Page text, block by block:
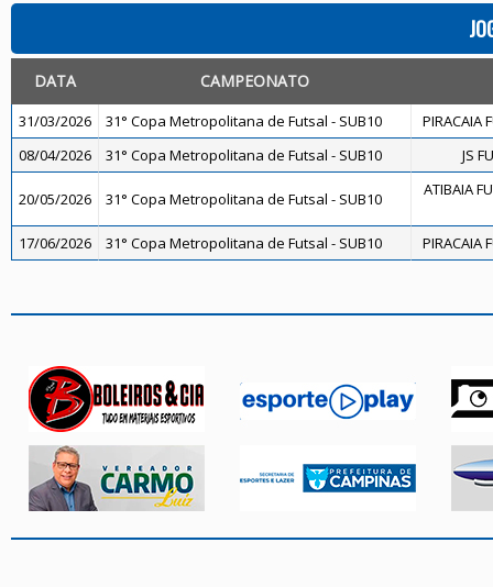
DATA CAMPEONATO
31/03/2026 31° Copa Metropolitana de Futsal - SUB10
PIRACAIA
08/04/2026
31° Copa Metropolitana de Futsal - SUB10 JS
20/05/2026 31° Copa Metropolitana de Futsal - SUB10 ATIBAIA
17/06/2026 31° Copa Metropolitana de Futsal - SUB10 PIRACAIA